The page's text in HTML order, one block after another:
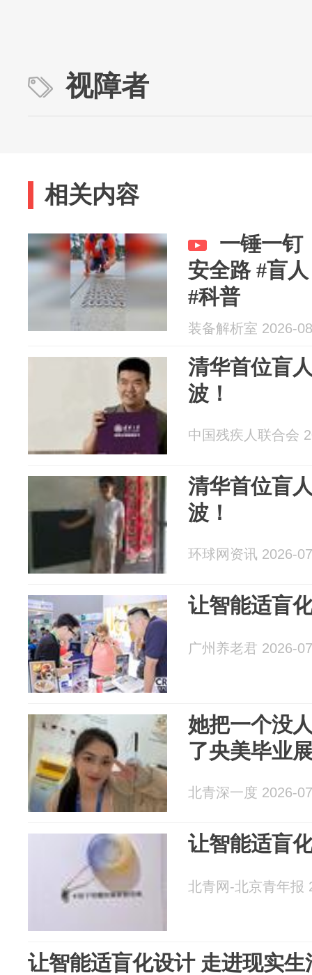
视障者
相关内容
一锤一钉
安全路 #盲
#科普
装备解析室 2026-
清华首位盲
波！
中国残疾人联合会
清华首位盲
波！
环球网资讯 2026-
让智能适盲
广州养老君 2026-
她把一个没
了央美毕业
北青深一度 2026-
让智能适盲
北青网-北京青年报
让智能适盲化设计 走进现实生